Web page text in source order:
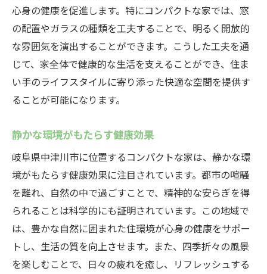
心身の健康を促進します。特にコンパクトな家では、窓
の配置やガラスの種類を工夫することで、明るく開放的
な雰囲気を演出することができます。こうした工夫を通
じて、家全体で健康的な生活を支えることができ、住ま
い手のライフスタイルに寄り添った快適な空間を提供す
ることが可能になります。
静かな環境がもたらす健康効果
岐阜県中津川市に位置するコンパクトな家は、静かな環
境がもたらす健康効果に注目されています。都市の喧騒
を離れ、自然の中で過ごすことで、精神的な安らぎを得
られることは科学的にも証明されています。この地域で
は、豊かな自然に囲まれた住環境が心身の健康をサポー
トし、生活の質を向上させます。また、四季折々の風景
を楽しむことで、日々の疲れを癒し、リフレッシュする